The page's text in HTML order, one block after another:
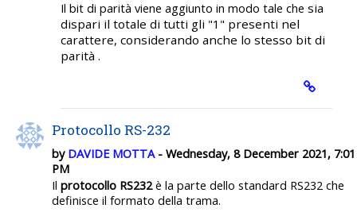
Il bit di parità viene aggiunto in modo tale che sia
dispari il totale di tutti gli "1" presenti nel
carattere, considerando anche lo stesso bit di
parità .
Protocollo RS-232
by DAVIDE MOTTA- Wednesday, 8 December 2021, 7:01
PM
Ilprotocollo RS232è la parte dello standard RS232 che
definisce il formato della trama.